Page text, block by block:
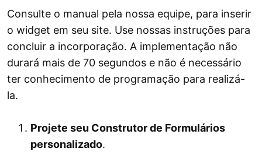
Consulte o manual pela nossa equipe, para inserir
o widget em seu site. Use nossas instruções para
concluir a incorporação. A implementação não
durará mais de 70 segundos e não é necessário
ter conhecimento de programação para realizá-
la.
Projete seu Construtor de Formulários
personalizado.